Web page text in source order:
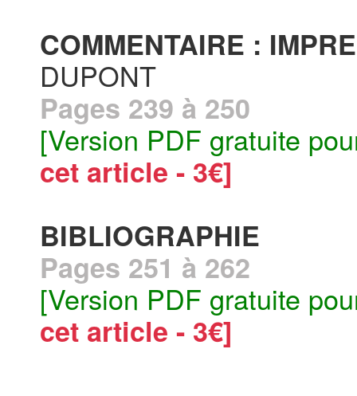
COMMENTAIRE :
DUPONT
Pages 239 à 250
[Version PDF gratuite
cet article - 3€]
BIBLIOGRAPHIE
Pages 251 à 262
[Version PDF gratuite
cet article - 3€]